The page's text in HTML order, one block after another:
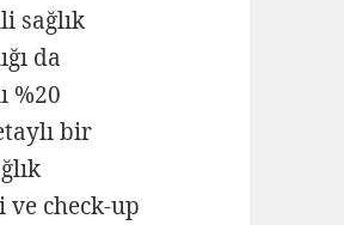
sağlık
da
%20
bir
check-up